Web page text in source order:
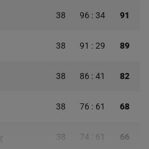
38 96 : 34 91
38 91 : 29 89
38 86 : 41 82
38 76 : 61 68
38 74 : 61 66